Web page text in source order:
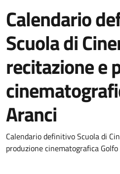
Calendario
Scuola di
recitazione e
Aranci
Dettagli del
Calendario definitivo Scuola di
produzione cinematografica